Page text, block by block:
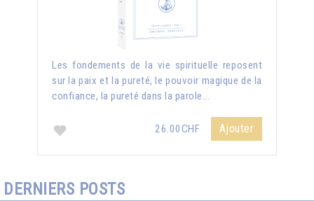
Les fondements de la vie spirituelle reposent
sur la paix et la pureté, le pouvoir magique de la
confiance, la pureté dans la parole...
26.00CHF Ajouter
DERNIERS POSTS